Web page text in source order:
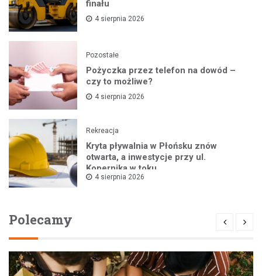
finału
4 sierpnia 2026
Pozostałe
Pożyczka przez telefon na dowód –
czy to możliwe?
4 sierpnia 2026
Rekreacja
Kryta pływalnia w Płońsku znów
otwarta, a inwestycje przy ul.
Kopernika w toku
4 sierpnia 2026
Polecamy